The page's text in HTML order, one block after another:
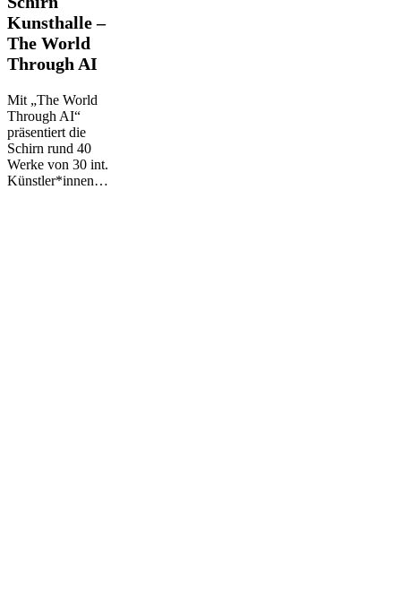
Kunsthalle
–
The
World
AI
Kunsthalle –
The World
Through AI
Mit „The World
Through AI“
präsentiert die
Schirn rund 40
Werke von 30 int.
Künstler*innen…